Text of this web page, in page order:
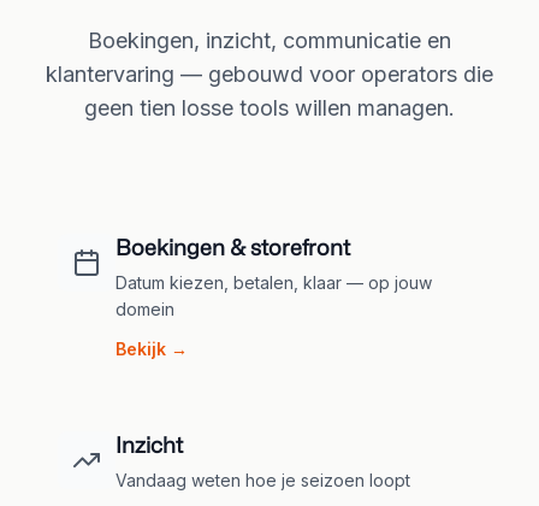
Boekingen, inzicht, communicatie en
klantervaring — gebouwd voor operators die
geen tien losse tools willen managen.
Boekingen & storefront
Datum kiezen, betalen, klaar — op jouw
domein
Bekijk →
Inzicht
Vandaag weten hoe je seizoen loopt